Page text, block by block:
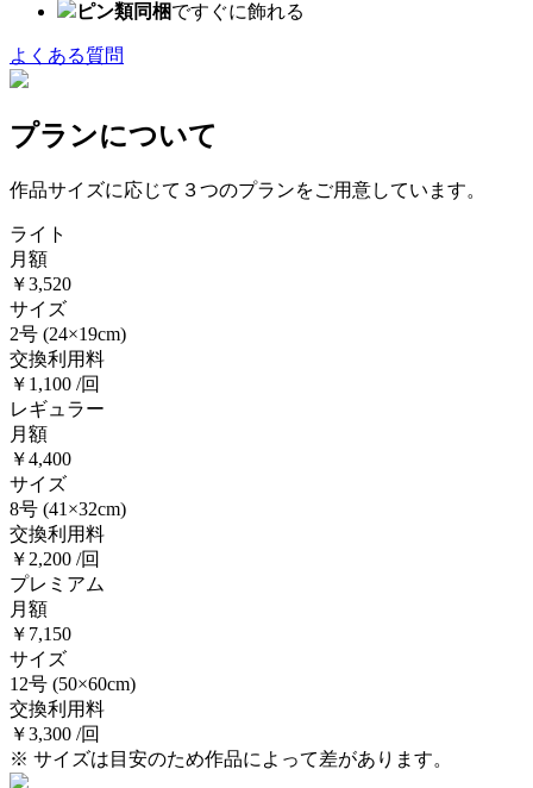
ピン類同梱ですぐに飾れる
よくある質問
プランについて
作品サイズに応じて３つのプランをご用意しています。
ライト
月額
￥3,520
サイズ
2号 (24×19cm)
交換利用料
￥1,100 /回
レギュラー
月額
￥4,400
サイズ
8号 (41×32cm)
交換利用料
￥2,200 /回
プレミアム
月額
￥7,150
サイズ
12号 (50×60cm)
交換利用料
￥3,300 /回
※ サイズは目安のため作品によって差があります。